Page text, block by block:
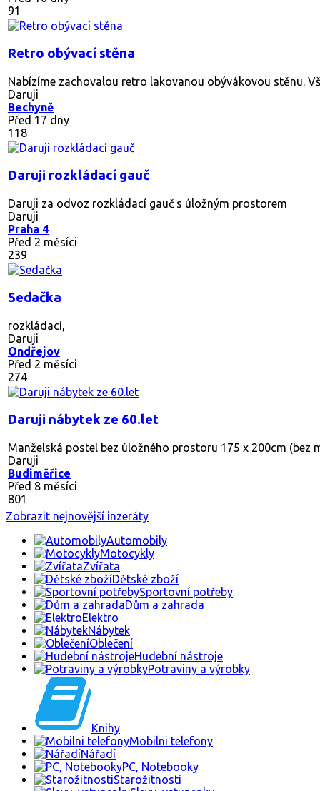
91
Retro obývací stěna
Nabízíme zachovalou retro lakovanou obývákovou stěnu.
Daruji
Bechyně
Před 17 dny
118
Daruji rozkládací gauč
Daruji za odvoz rozkládací gauč s úložným prostorem
Daruji
Praha 4
Před 2 měsíci
239
Sedačka
rozkládací,
Daruji
Ondřejov
Před 2 měsíci
274
Daruji nábytek ze 60.let
Manželská postel bez úložného prostoru 175 x 200cm (bez
Daruji
Budiměřice
Před 8 měsíci
801
Zobrazit nejnovější inzeráty
Automobily
Motocykly
Zvířata
Dětské zboží
Sportovní potřeby
Dům a zahrada
Elektro
Nábytek
Oblečení
Hudební nástroje
Potraviny a výrobky
Knihy
Mobilni telefony
Nářadí
PC, Notebooky
Starožitnosti